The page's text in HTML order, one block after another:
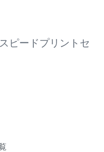
ピードプリントセ